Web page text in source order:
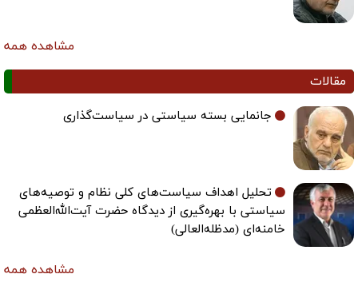
مشاهده همه
مقالات
جانمایی بسته سیاستی در سیاست‌گذاری
تحلیل اهداف سیاست‌های کلی نظام و توصیه‌های
سیاستی با بهره‌گیری از دیدگاه حضرت آیت‌الله‌العظمی
خامنه‌ای (مدظله‌العالی)
مشاهده همه